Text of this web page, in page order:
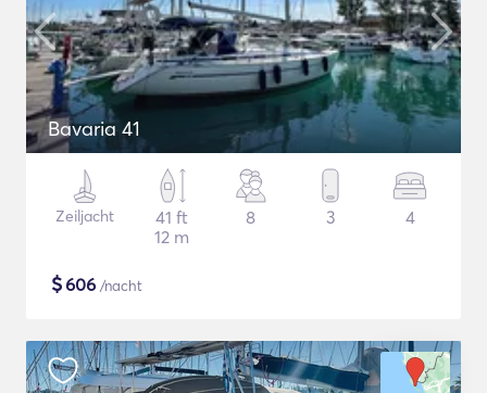
Bavaria 41
Zeiljacht
41 ft
12 m
8 3 4
$606 /nacht